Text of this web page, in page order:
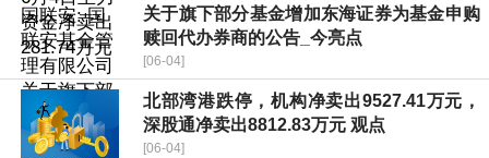
关于旗下部分基金增加东海证券为基金申购
赎回代办券商的公告_今亮点
[06-04]
北部湾港跌停，机构净卖出9527.41万元，
深股通净卖出8812.83万元 观点
[06-04]